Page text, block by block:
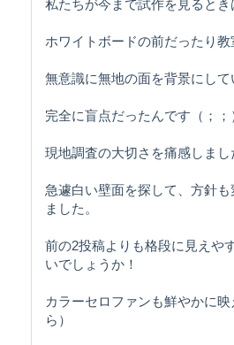
私たちが今まで試作を見るとき
ホワイトボードの前だったり教
無意識に無地の面を背景にして
完全に盲点だったんです（；；
現地調査の大切さを痛感しまし
急遽白い壁面を探して、方針
ました。
前の2投稿よりも格段に見えや
いでしょうか！
カラーセロファンも鮮やかに
ら）